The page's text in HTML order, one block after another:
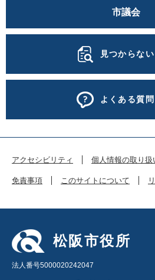
市議会
見つからな
よくある質
アクセシビリティ 個人情報の取り扱
免責事項 このサイトについて
松阪市役所
法人番号5000020242047